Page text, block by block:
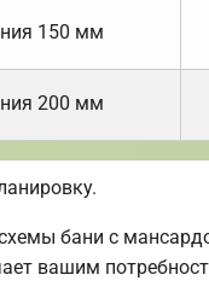
150 мм
200 мм
бани с
вашим